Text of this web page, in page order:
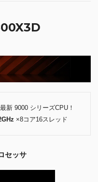
新 9000 シリーズCPU！
×8コア16スレッド
セッサ